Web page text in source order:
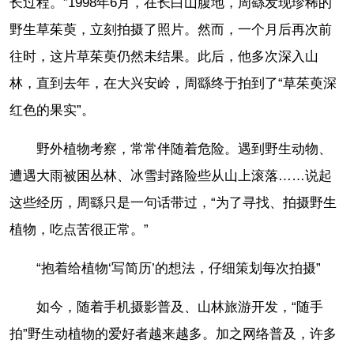
野生草茱萸，立刻拍摄了照片。然而，一个月后再次前
往时，这片草茱萸仍然未结果。此后，他多次深入山
林，直到去年，在大兴安岭，周繇终于拍到了“草茱萸深
红色的果实”。
野外植物考察，常常伴随着危险。遇到野生动物、
遭遇大雨被困丛林、冰雪封路险些从山上滚落……说起
这些经历，周繇只是一句话带过，“为了寻找、拍摄野生
植物，吃点苦很正常。”
“抱着给植物‘写简历’的想法，仔细策划每次拍摄”
如今，随着手机摄影普及、山林旅游开发，“随手
拍”野生动植物的爱好者越来越多。加之网络普及，许多